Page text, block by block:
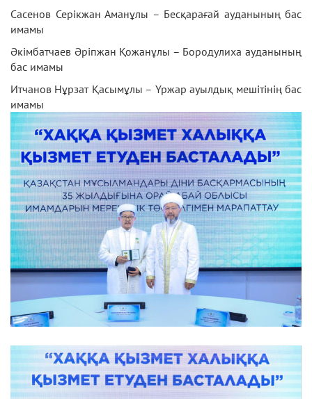
Сасенов Серікжан Аманұлы – Бесқарағай ауданының бас
имамы
Әкімбатчаев Әріпжан Қожанұлы – Бородулиха ауданының
бас имамы
Итчанов Нұрзат Қасымұлы – Үржар ауылдық мешітінің бас
имамы